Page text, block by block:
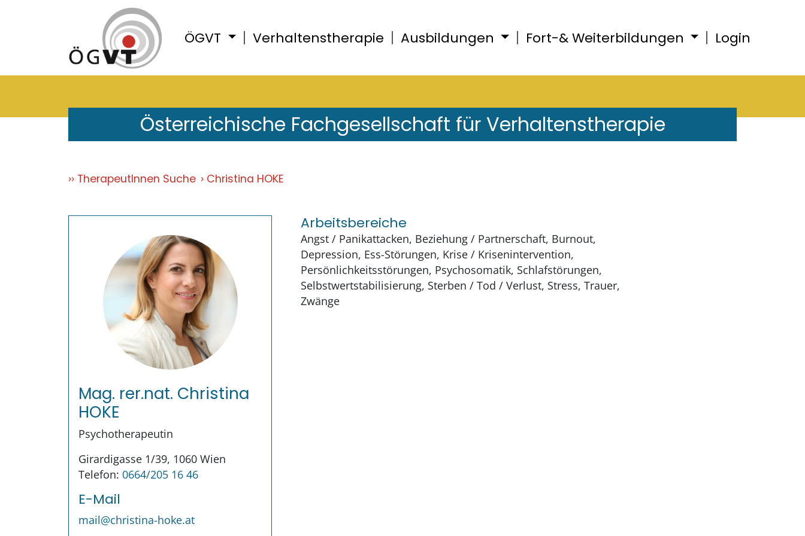
ÖGVT Verhaltenstherapie Ausbildungen Fort-& Weiterbildungen Login
Österreichische Fachgesellschaft für Verhaltenstherapie
TherapeutInnen Suche Christina HOKE
Mag. rer.nat. Christina
HOKE
Psychotherapeutin
Girardigasse 1/39, 1060 Wien
Telefon: 0664/205 16 46
E-Mail
mail@christina-hoke.at
Arbeitsbereiche
Angst / Panikattacken, Beziehung / Partnerschaft, Burnout,
Depression, Ess-Störungen, Krise / Krisenintervention,
Persönlichkeitsstörungen, Psychosomatik, Schlafstörungen,
Selbstwertstabilisierung, Sterben / Tod / Verlust, Stress, Trauer,
Zwänge